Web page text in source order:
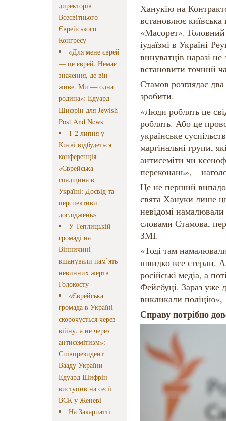
директорів
Всесвітнього
Єврейського
Конгресу
«Для мене єврей
— це єврей. Немає
значення, де він
живе. Ми — одна
родина»: Едуард
Шифрін для Jewish
Post And News
1-2 липня у
Києві відбудеться
конференція
«Єврейська
спадщина в
Україні: Досвід та
перспективи
досліджень»
У Теплицькій
громаді на
Вінничині
вшанували пам’ять
невинних жертв
Голокосту
«Єврейська
громада в Україні
скорочується через
війну, а не через
антисемітизм»:
Співпрезидент
Вааду України
Едуард Шифрін
виступив на сесії
ВЄК у Женеві
На Закарпатті
Ханукію на
встановлює київська
«Масорет».
іудаїзмі в Україні
винуватців наразі
встановити точний
Стамов розглядає
зробити.
«Люди роблять це
роблять. Або це
українське
маргінальні групи,
антисеміти чи
переконань», –​
Це не перший
свята Хануки лише
невідомі намалювали
словами Стамова,
ЗМІ.
«Тоді там
швидко все стерли.
російські медіа, а
Фейсбуці. Зараз уже
викликали
Справу потрібно